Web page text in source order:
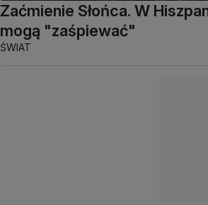
Zaćmienie Słońca. W
mogą "zaśpiewać"
ŚWIAT